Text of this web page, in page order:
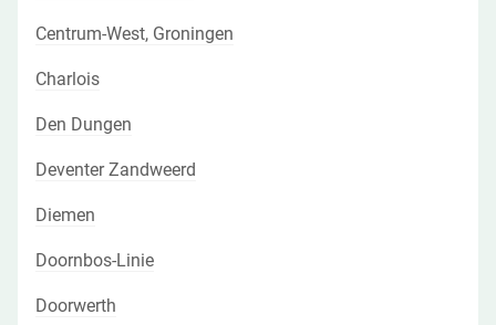
Centrum-West, Groningen
Charlois
Den Dungen
Deventer Zandweerd
Diemen
Doornbos-Linie
Doorwerth